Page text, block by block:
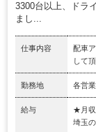
3300台以上、ドラ
まし...
仕事内容
配車
して
勤務地 各営
給与
★月収
埼玉